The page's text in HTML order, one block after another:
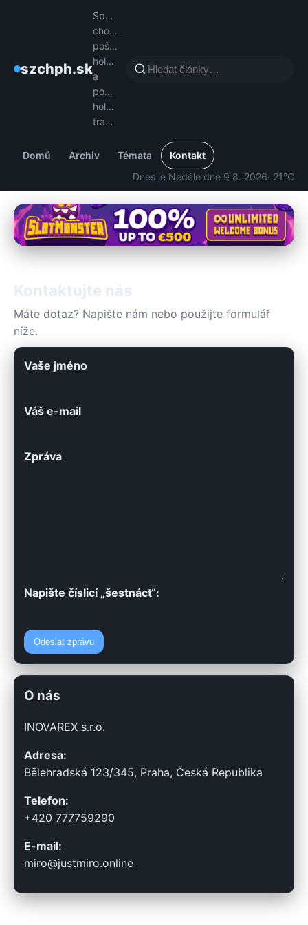
szchph.sk
Spájame
chovateľov
poštových
holubov
a
podporujeme
holubársku
tradíciu.
Domů Archiv Témata
Kontakt
Dnes je Neděle dne 9 8. 2026· 21°C
Kontaktujte nás
Máte dotaz? Napište nám nebo použijte formulář
níže.
Vaše jméno
Váš e-mail
Zpráva
Napište číslicí „šestnáct“:
Odeslat zprávu
O nás
INOVAREX s.r.o.
Adresa:
Bělehradská 123/345, Praha, Česká Republika
Telefon:
+420 777759290
E-mail:
miro@justmiro.online